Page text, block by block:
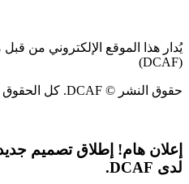
يُدار هذا الموقع الإلكتروني من
(DCAF)
حقوق النشر © DCAF. كل الحقوق محفوظة.
إعلان هام! إطلاق تصميم جديد
لدى DCAF.